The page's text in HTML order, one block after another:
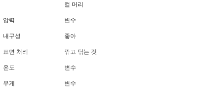
컬 머리
압력 변수
내구성 좋아
표면 처리 깎고 닦는 것
온도 변수
무게 변수